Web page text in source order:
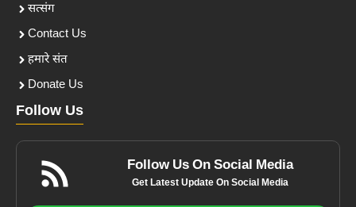
सत्संग
Contact Us
हमारे संत
Donate Us
Follow Us
Follow Us On Social Media
Get Latest Update On Social Media